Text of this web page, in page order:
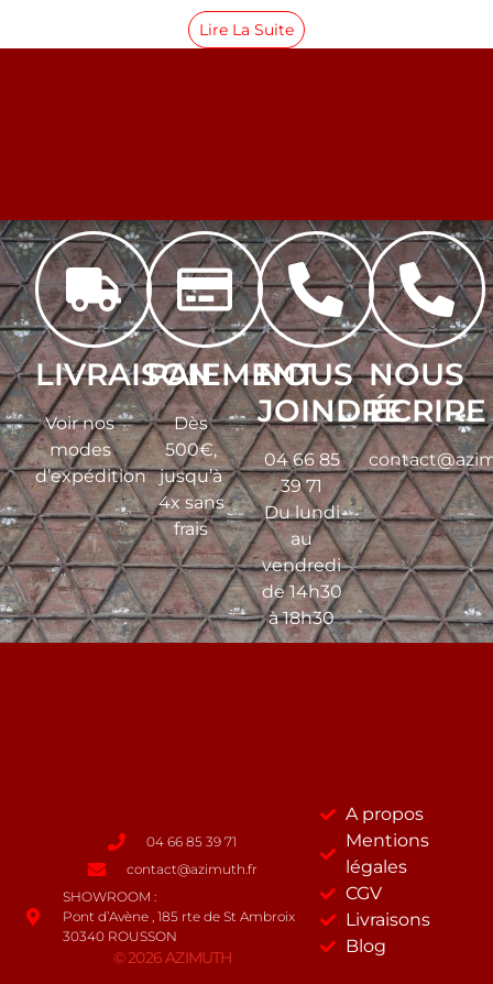
Lire La Suite
LIVRAISON
Voir nos
modes
d’expédition
PAIEMENT
Dès
500€,
jusqu’à
4x sans
frais
NOUS
JOINDRE
04 66 85
39 71
Du lundi
au
vendredi
de 14h30
à 18h30
NOUS
ÉCRIRE
04 66 85 39 71
contact@azimuth.fr
SHOWROOM :
Pont d’Avène , 185 rte de St Ambroix
30340 ROUSSON
© 2026 AZIMUTH
A propos
Mentions
légales
CGV
Livraisons
Blog